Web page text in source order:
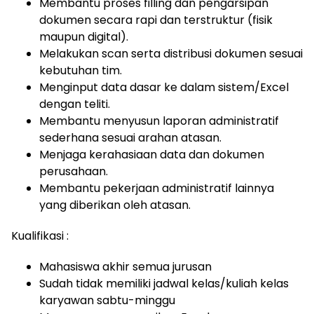
dokumen secara rapi dan terstruktur (fisik
maupun digital).
Melakukan scan serta distribusi dokumen sesuai
kebutuhan tim.
Menginput data dasar ke dalam sistem/Excel
dengan teliti.
Membantu menyusun laporan administratif
sederhana sesuai arahan atasan.
Menjaga kerahasiaan data dan dokumen
perusahaan.
Membantu pekerjaan administratif lainnya
yang diberikan oleh atasan.
Kualifikasi :
Mahasiswa akhir semua jurusan
Sudah tidak memiliki jadwal kelas/kuliah kelas
karyawan sabtu-minggu